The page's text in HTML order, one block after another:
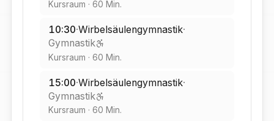
Kursraum · 60 Min.
10:30·Wirbelsäulengymnastik·
Gymnastik
Kursraum · 60 Min.
15:00·Wirbelsäulengymnastik·
Gymnastik
Kursraum · 60 Min.